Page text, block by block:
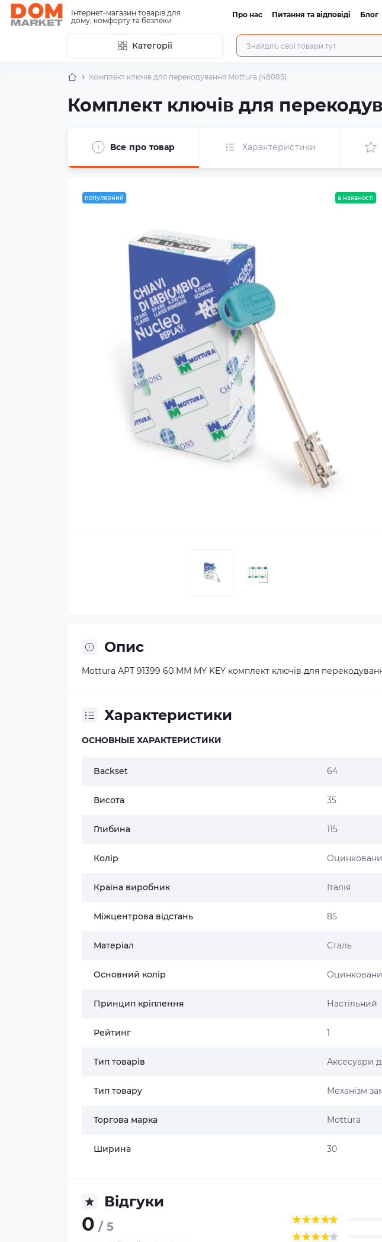
Інтернет-магазин товарів для
дому, комфорту та безпеки
Про нас Питання та відповіді Блог
Категорії
Комплект ключів для перекодування Mottura (48085)
Комплект ключів для
Все про товар Характеристики
популярний в наявності
Опис
Mottura АРТ 91399 60 ММ MY KEY комплект ключів для
Характеристики
ОСНОВНЫЕ ХАРАКТЕРИСТИКИ
Backset 64
Висота 35
Глибина 115
Колір
Країна виробник Італія
Міжцентрова відстань 85
Матеріал Сталь
Основний колір
Принцип кріплення Настільний
Рейтинг 1
Тип товарів Аксесуари
Тип товару Механізм
Торгова марка Mottura
Ширина 30
Відгуки
0 / 5